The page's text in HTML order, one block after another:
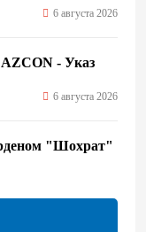
6 августа 2026
- Указ
6 августа 2026
"Шохрат"
6 августа 2026